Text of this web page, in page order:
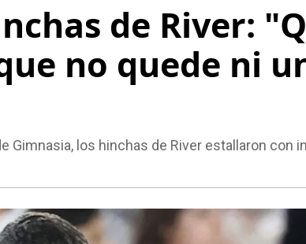
de River:
no quede ni
Gimnasia, los hinchas de River estallaron con